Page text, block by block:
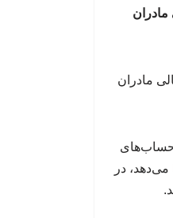
حساب‌های
در